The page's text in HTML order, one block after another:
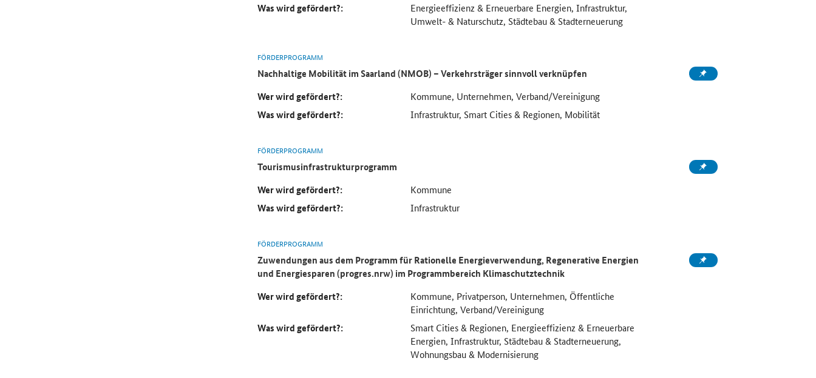
Was wird gefördert?:
Energieeffizienz & Erneuerbare Energien, Infrastruktur,
Umwelt- & Naturschutz, Städtebau & Stadterneuerung
FÖRDERPROGRAMM
Nachhaltige Mobilität im Saarland (NMOB) – Verkehrsträger sinnvoll verknüpfen
Wer wird gefördert?:
Kommune, Unternehmen, Verband/Vereinigung
Was wird gefördert?: Infrastruktur, Smart Cities & Regionen, Mobilität
FÖRDERPROGRAMM
Tourismusinfrastrukturprogramm
Wer wird gefördert?:
Kommune
Was wird gefördert?: Infrastruktur
FÖRDERPROGRAMM
Zuwendungen aus dem Programm für Rationelle Energieverwendung, Regenerative Energien
und Energiesparen (progres.nrw) im Programmbereich Klimaschutztechnik
Wer wird gefördert?:
Kommune, Privatperson, Unternehmen, Öffentliche
Einrichtung, Verband/Vereinigung
Was wird gefördert?:
Smart Cities & Regionen, Energieeffizienz & Erneuerbare
Energien, Infrastruktur, Städtebau & Stadterneuerung,
Wohnungsbau & Modernisierung